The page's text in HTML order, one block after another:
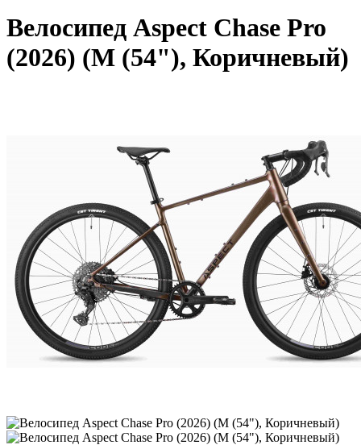
Велосипед Aspect Chase Pro
(2026) (M (54"), Коричневый)